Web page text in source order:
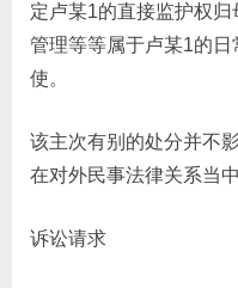
定卢某1的直接监护权
管理等等属于卢某1的
使。
该主次有别的处分并不
在对外民事法律关系当
诉讼请求